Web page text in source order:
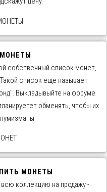
собственный список монет,
список еще называет
Выкладывыйте на форуме
обменять, чтобы их
МОНЕТЫ
коллекцию на продажу -